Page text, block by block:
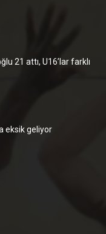
21 attı, U16’lar farklı
eksik geliyor